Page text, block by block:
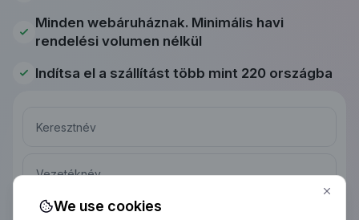
Minden webáruháznak. Minimális havi
rendelési volumen nélkül
Indítsa el a szállítást több mint 220 országba
We use cookies